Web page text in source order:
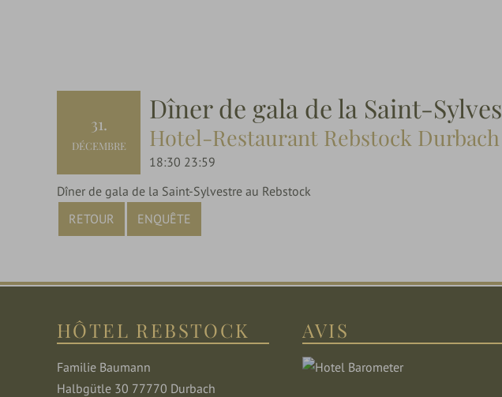
31
DÉCEMBRE
Dîner de gala de la Saint-
Hotel-Restaurant Rebstock Durbach
18:30 23:59
Dîner de gala de la Saint-Sylvestre au Rebstock
RETOUR
ENQUÊTE
HÔTEL REBSTOCK
Familie Baumann
Halbgütle 30 77770 Durbach
AVIS